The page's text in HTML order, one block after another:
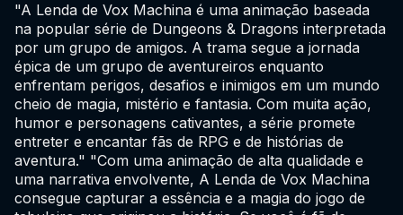
"A Lenda de Vox Machina é uma animação baseada
na popular série de Dungeons & Dragons interpretada
por um grupo de amigos. A trama segue a jornada
épica de um grupo de aventureiros enquanto
enfrentam perigos, desafios e inimigos em um mundo
cheio de magia, mistério e fantasia. Com muita ação,
humor e personagens cativantes, a série promete
entreter e encantar fãs de RPG e de histórias de
aventura." "Com uma animação de alta qualidade e
uma narrativa envolvente, A Lenda de Vox Machina
consegue capturar a essência e a magia do jogo de